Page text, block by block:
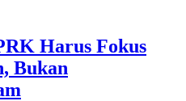
Harus Fokus
Bukan